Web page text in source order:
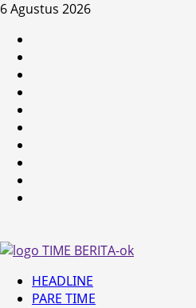
Skip
content
6 Agustus 2026
Primary
Menu
HEADLINE
PARE TIME